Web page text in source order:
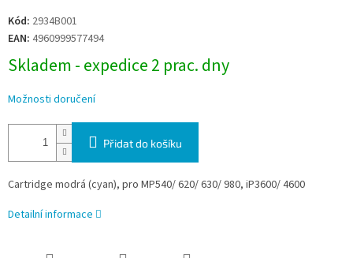
Měrná
cena:
Kód: 2934B001
EAN: 4960999577494
Skladem - expedice 2 prac. dny
Možnosti doručení
Přidat do košíku
Cartridge modrá (cyan), pro MP540/ 620/ 630/ 980, iP3600/ 4600
Detailní informace